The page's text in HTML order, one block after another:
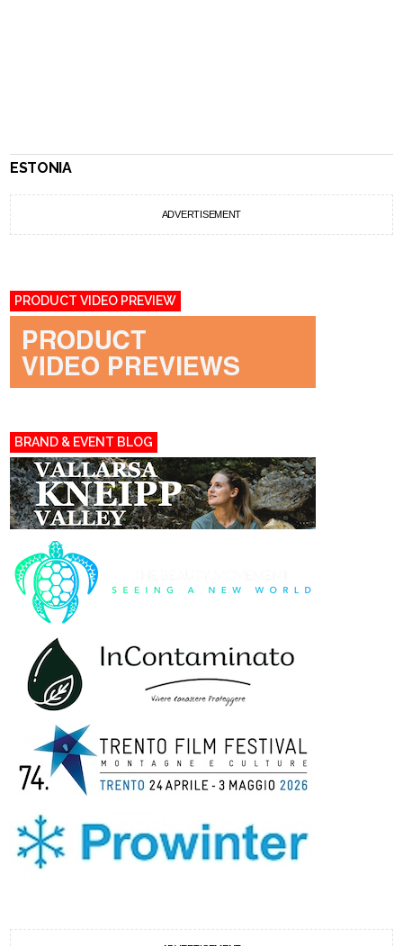
ESTONIA
ADVERTISEMENT
PRODUCT VIDEO PREVIEW
BRAND & EVENT BLOG